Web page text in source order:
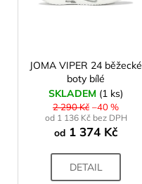
fialová 1
béžová 2
šedé 0
35
36
36,5
37
JOMA VIPER 24 běžecké
boty bílé
SKLADEM (1 ks)
2 290 Kč –40 %
od 1 136 Kč bez DPH
od1 374 Kč
DETAIL